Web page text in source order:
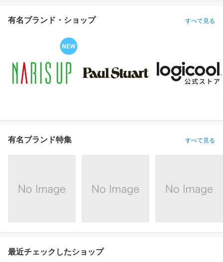
有名ブランド・ショップ すべて見る
有名ブランド特集 すべて見る
最近チェックしたショップ